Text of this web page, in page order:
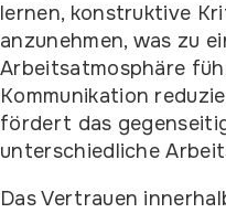
lernen, konstruktive
anzunehmen, was zu
Arbeitsatmosphäre
Kommunikation
fördert das
unterschiedliche
Das Vertrauen